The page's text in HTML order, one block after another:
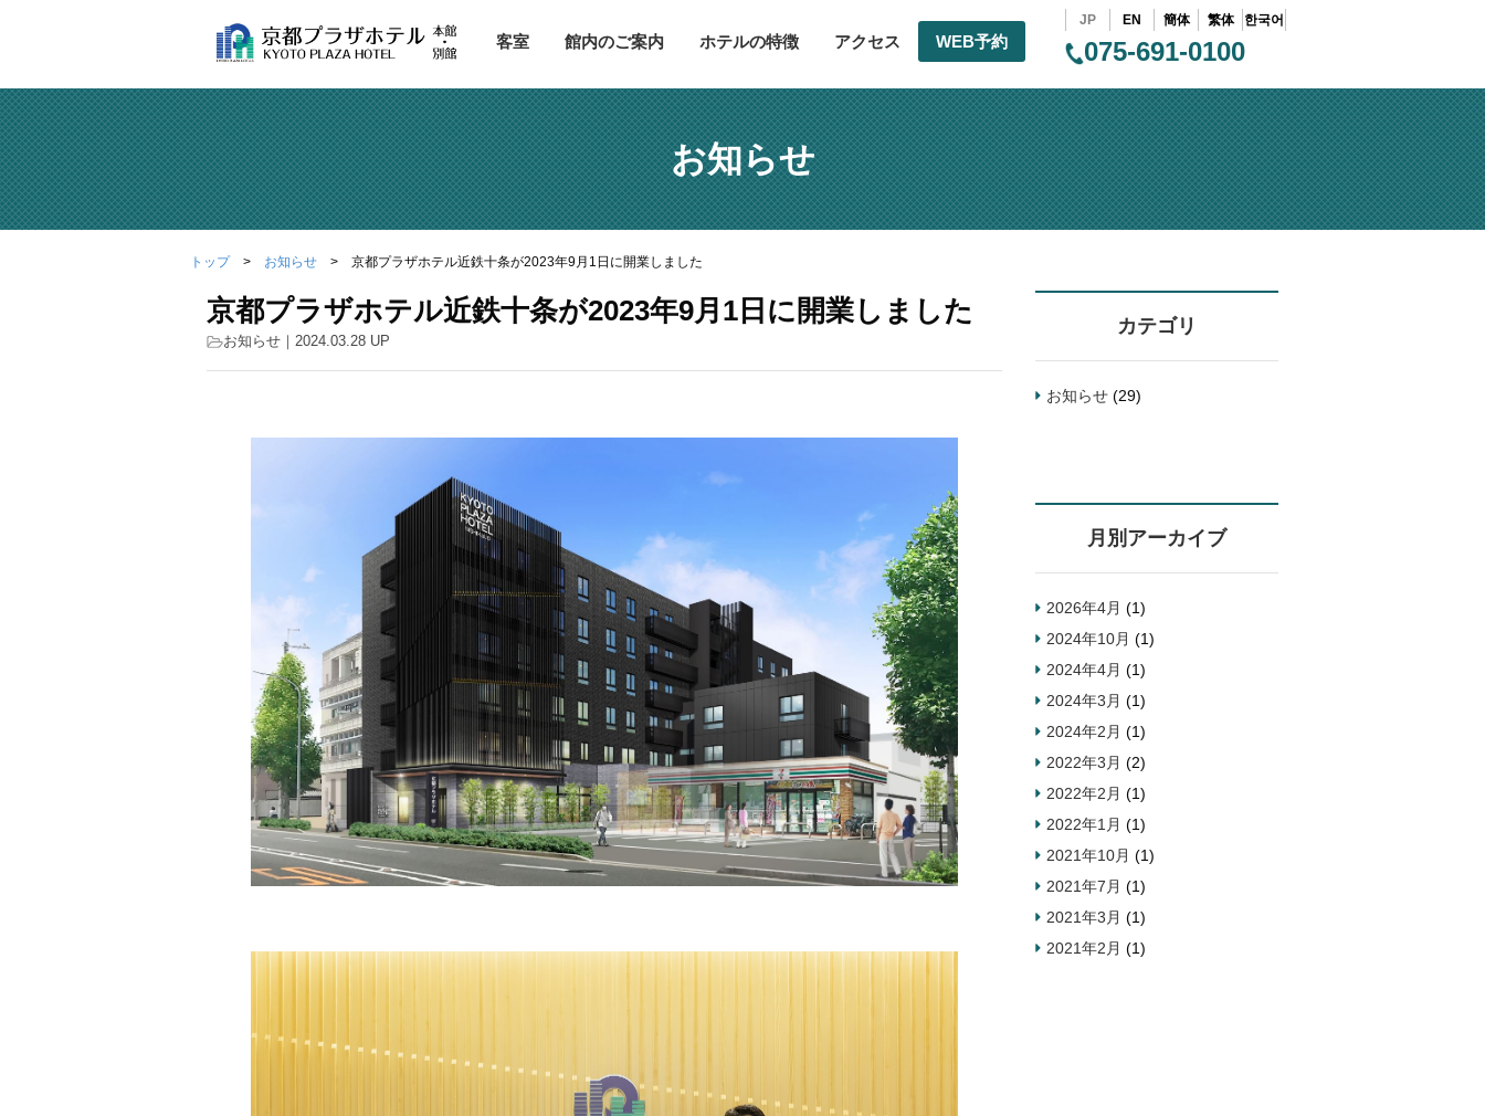
客室 館内のご案内 ホテルの特徴 アクセス WEB予約
JP EN 簡体 繁体 한국어
075-691-0100
お知らせ
トップ お知らせ 京都プラザホテル近鉄十条が2023年9月1日に開業しました
京都プラザホテル近鉄十条が2023年9月1日に開業しました
お知らせ ｜2024.03.28 UP
カテゴリ
お知らせ (29)
月別アーカイブ
2026年4月 (1)
2024年10月 (1)
2024年4月 (1)
2024年3月 (1)
2024年2月 (1)
2022年3月 (2)
2022年2月 (1)
2022年1月 (1)
2021年10月 (1)
2021年7月 (1)
2021年3月 (1)
2021年2月 (1)